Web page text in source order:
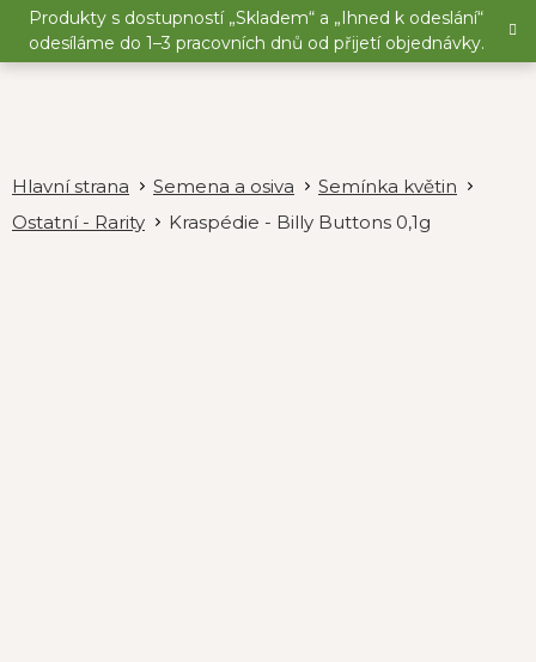
Přejít
obsah
Produkty s dostupností „Skladem“ a „Ihned k odeslání“
odesíláme do 1–3 pracovních dnů od přijetí objednávky.
Semena a osiva
Semínka květin
Ostatní - Rarity
Kraspédie - Billy Buttons 0,1g